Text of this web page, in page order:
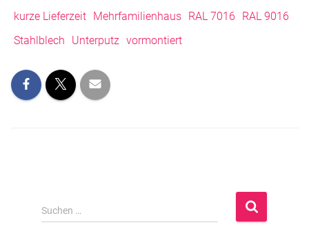
kurze Lieferzeit
Mehrfamilienhaus RAL 7016
RAL 9016
Stahlblech
Unterputz vormontiert
S
u
Suchen …